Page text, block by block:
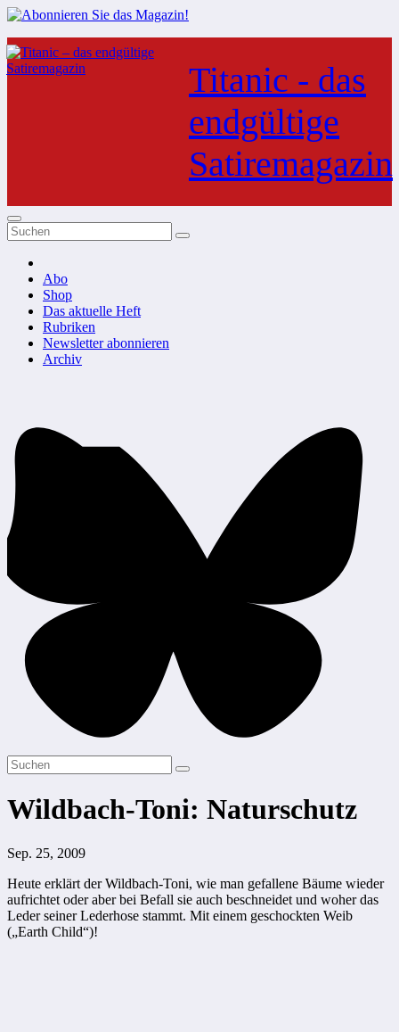
Zum
Inhalt
springen
Titanic - das
endgültige
Satiremagazin
Abo
Shop
Das aktuelle Heft
Rubriken
Newsletter abonnieren
Archiv
Wildbach-Toni: Naturschutz
Sep. 25, 2009
Heute erklärt der Wildbach-Toni, wie man gefallene Bäume wieder
aufrichtet oder aber bei Befall sie auch beschneidet und woher das
Leder seiner Lederhose stammt. Mit einem geschockten Weib
(„Earth Child“)!